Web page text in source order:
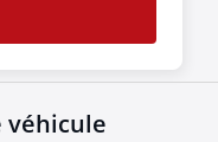
véhicule